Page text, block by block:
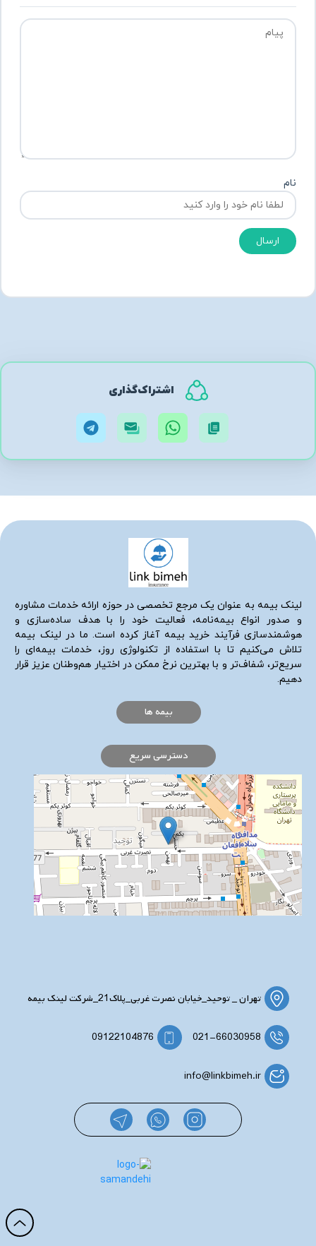
نام
ارسال
اشتراک‌گذاری
لینک بیمه به عنوان یک مرجع تخصصی در حوزه ارائه خدمات مشاوره
و صدور انواع بیمه‌نامه، فعالیت خود را با هدف ساده‌سازی و
هوشمندسازی فرآیند خرید بیمه آغاز کرده است. ما در لینک بیمه
تلاش می‌کنیم تا با استفاده از تکنولوژی روز، خدمات بیمه‌ای را
سریع‌تر، شفاف‌تر و با بهترین نرخ ممکن در اختیار هم‌وطنان عزیز قرار
دهیم.
بیمه ها
دسترسی سریع
تهران _ توحید_خیابان نصرت غربی_پلاک21_شرکت لینک بیمه
021-66030958
09122104876
info@linkbimeh.ir